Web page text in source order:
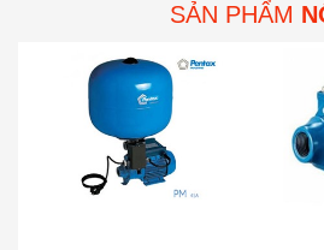
SẢN PHẨM